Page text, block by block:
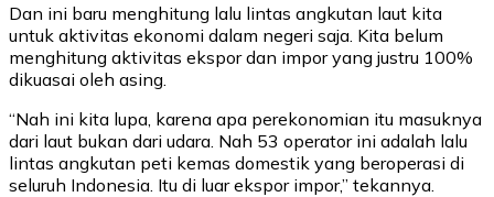
Dan ini baru menghitung lalu lintas angkutan laut kita
untuk aktivitas ekonomi dalam negeri saja. Kita belum
menghitung aktivitas ekspor dan impor yang justru 100%
dikuasai oleh asing.
“Nah ini kita lupa, karena apa perekonomian itu masuknya
dari laut bukan dari udara. Nah 53 operator ini adalah lalu
lintas angkutan peti kemas domestik yang beroperasi di
seluruh Indonesia. Itu di luar ekspor impor,” tekannya.